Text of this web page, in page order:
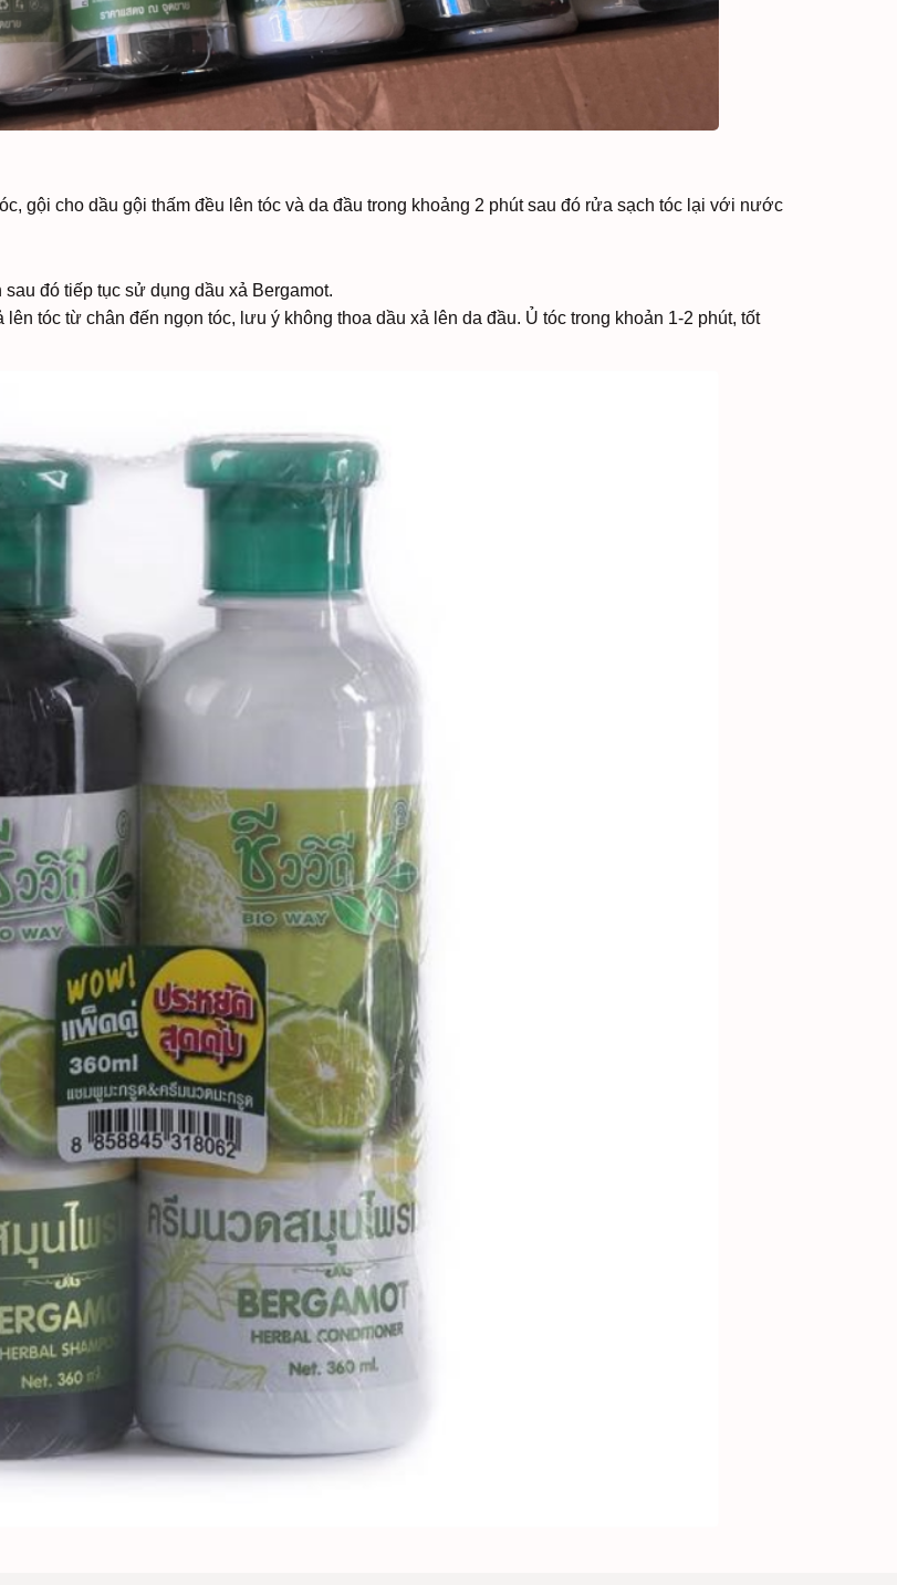
gội cho dầu gội thấm đều lên tóc và da đầu trong khoảng 2 phút sau đó rửa sạch tóc lại với nước
sau đó tiếp tục sử dụng dầu xả Bergamot.
tóc từ chân đến ngọn tóc, lưu ý không thoa dầu xả lên da đầu. Ủ tóc trong khoản 1-2 phút, tốt